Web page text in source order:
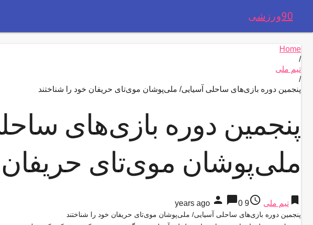
90ورزشی
Home
/
تیم ملی
/
پنجمین دوره بازی‌های ساحلی آسیایی/ ملی‌پوشان موی‌تای حریفان خود را شناختند
پنجمین دوره بازی‌های
ملی‌پوشان موی‌تای حریفان
bookmark تیم ملی access_time
9 years ago
person chat_bubble0
پنجمین دوره بازی‌های ساحلی آسیایی/ ملی‌پوشان موی‌تای حریفان خود را شناختند